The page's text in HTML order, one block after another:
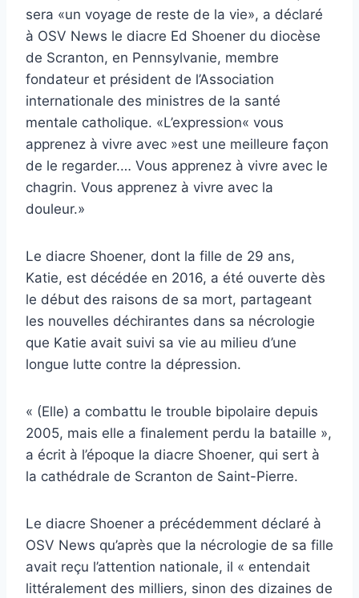
sera «un voyage de reste de la vie», a déclaré
à OSV News le diacre Ed Shoener du diocèse
de Scranton, en Pennsylvanie, membre
fondateur et président de l’Association
internationale des ministres de la santé
mentale catholique. «L’expression« vous
apprenez à vivre avec »est une meilleure façon
de le regarder.… Vous apprenez à vivre avec le
chagrin. Vous apprenez à vivre avec la
douleur.»
Le diacre Shoener, dont la fille de 29 ans,
Katie, est décédée en 2016, a été ouverte dès
le début des raisons de sa mort, partageant
les nouvelles déchirantes dans sa nécrologie
que Katie avait suivi sa vie au milieu d’une
longue lutte contre la dépression.
« (Elle) a combattu le trouble bipolaire depuis
2005, mais elle a finalement perdu la bataille »,
a écrit à l’époque la diacre Shoener, qui sert à
la cathédrale de Scranton de Saint-Pierre.
Le diacre Shoener a précédemment déclaré à
OSV News qu’après que la nécrologie de sa fille
avait reçu l’attention nationale, il « entendait
littéralement des milliers, sinon des dizaines de